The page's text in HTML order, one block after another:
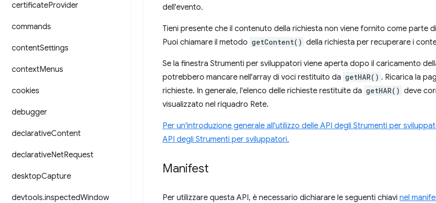
certificateProvider
commands
contentSettings
contextMenus
cookies
debugger
declarativeContent
declarativeNetRequest
desktopCapture
devtools.inspectedWindow
dell'evento.
Tieni presente che il contenuto della richiesta non viene fornito come parte
Puoi chiamare il metodo getContent() della richiesta per recuperare i
Se la finestra Strumenti per sviluppatori viene aperta dopo il caricamento
potrebbero mancare nell'array di voci restituito da getHAR() . Ricarica la
richieste. In generale, l'elenco delle richieste restituite da getHAR() deve
visualizzato nel riquadro Rete.
Per un'introduzione generale all'utilizzo delle API degli Strumenti per
API degli Strumenti per sviluppatori.
Manifest
Per utilizzare questa API, è necessario dichiarare le seguenti chiavi nel